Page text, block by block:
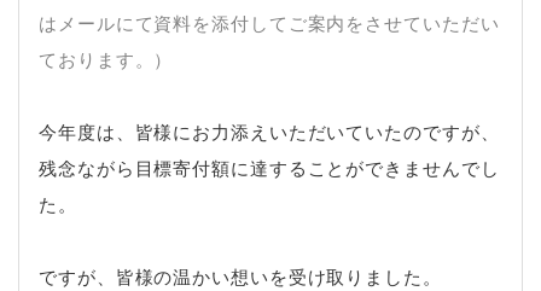
はメールにて資料を添付してご案内をさせていただい
ております。）
今年度は、皆様にお力添えいただいていたのですが、
残念ながら目標寄付額に達することができませんでし
た。
ですが、皆様の温かい想いを受け取りました。